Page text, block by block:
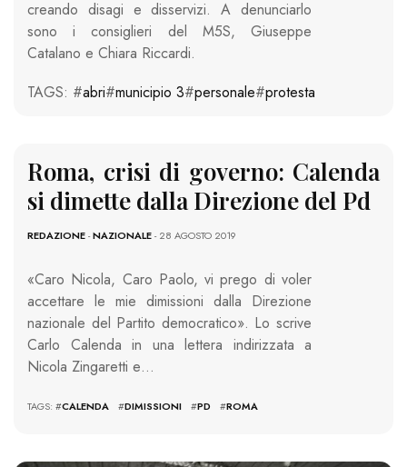
creando disagi e disservizi. A denunciarlo
sono i consiglieri del M5S, Giuseppe
Catalano e Chiara Riccardi.
TAGS: #abri#municipio 3#personale#protesta
Roma, crisi di governo: Calenda
si dimette dalla Direzione del Pd
REDAZIONE-NAZIONALE- 28 AGOSTO 2019
«Caro Nicola, Caro Paolo, vi prego di voler
accettare le mie dimissioni dalla Direzione
nazionale del Partito democratico». Lo scrive
Carlo Calenda in una lettera indirizzata a
Nicola Zingaretti e…
TAGS: #CALENDA #DIMISSIONI #PD #ROMA